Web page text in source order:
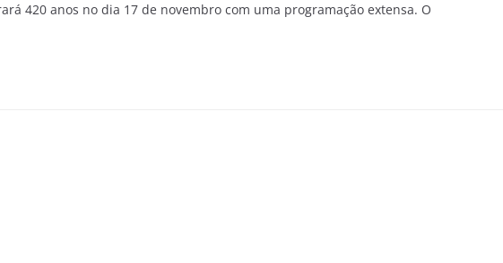
420 anos no dia 17 de novembro com uma programação extensa. O